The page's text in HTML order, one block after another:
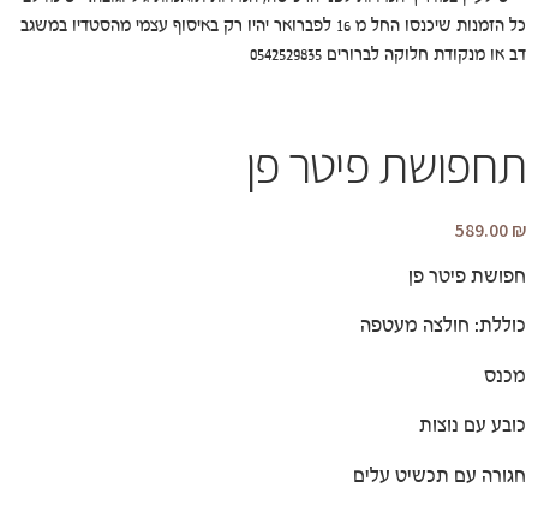
כל הזמנות שיכנסו החל מ 16 לפברואר יהיו רק באיסוף עצמי מהסטדיו במשגב
דב או מנקודת חלוקה לברורים 0542529835
תחפושת פיטר פן
589.00₪
חפושת פיטר פן
כוללת: חולצה מעטפה
מכנס
כובע עם נוצות
חגורה עם תכשיט עלים